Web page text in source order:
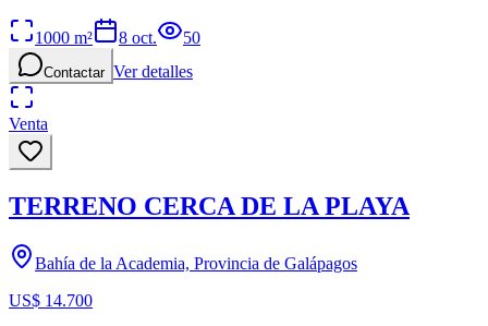
1000 m² 8 oct. 50
Contactar Ver detalles
Venta
TERRENO CERCA DE LA PLAYA
Bahía de la Academia, Provincia de Galápagos
US$ 14.700